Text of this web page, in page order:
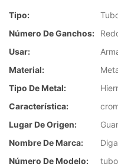
Tipo:
Número De Ganchos:
Usar:
Material:
Tipo De Metal:
Característica:
Lugar De Origen:
Nombre De Marca:
Número De Modelo: